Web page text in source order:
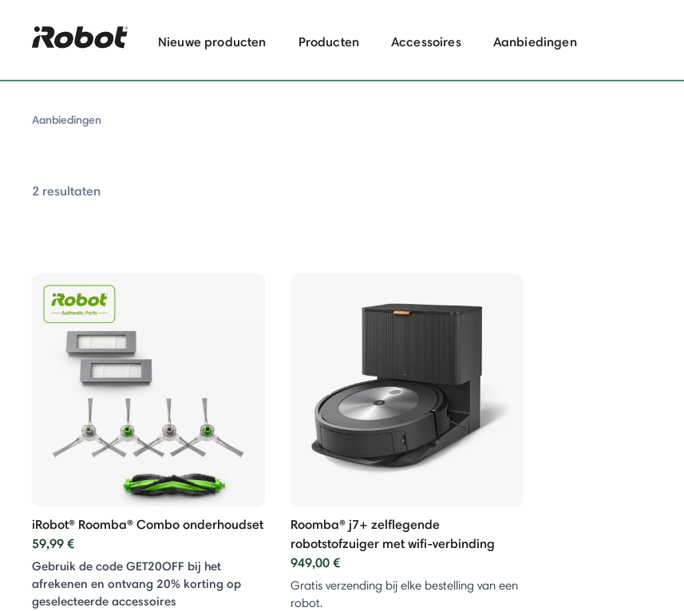
Nieuwe producten Producten Accessoires Aanbiedingen
Aanbiedingen
2 resultaten
iRobot® Roomba® Combo onderhoudset
59,99 €
Gebruik de code GET20OFF bij het
afrekenen en ontvang 20% ​​korting op
geselecteerde accessoires
Roomba® j7+ zelflegende
robotstofzuiger met wifi-verbinding
949,00 €
Gratis verzending bij elke bestelling van een
robot.